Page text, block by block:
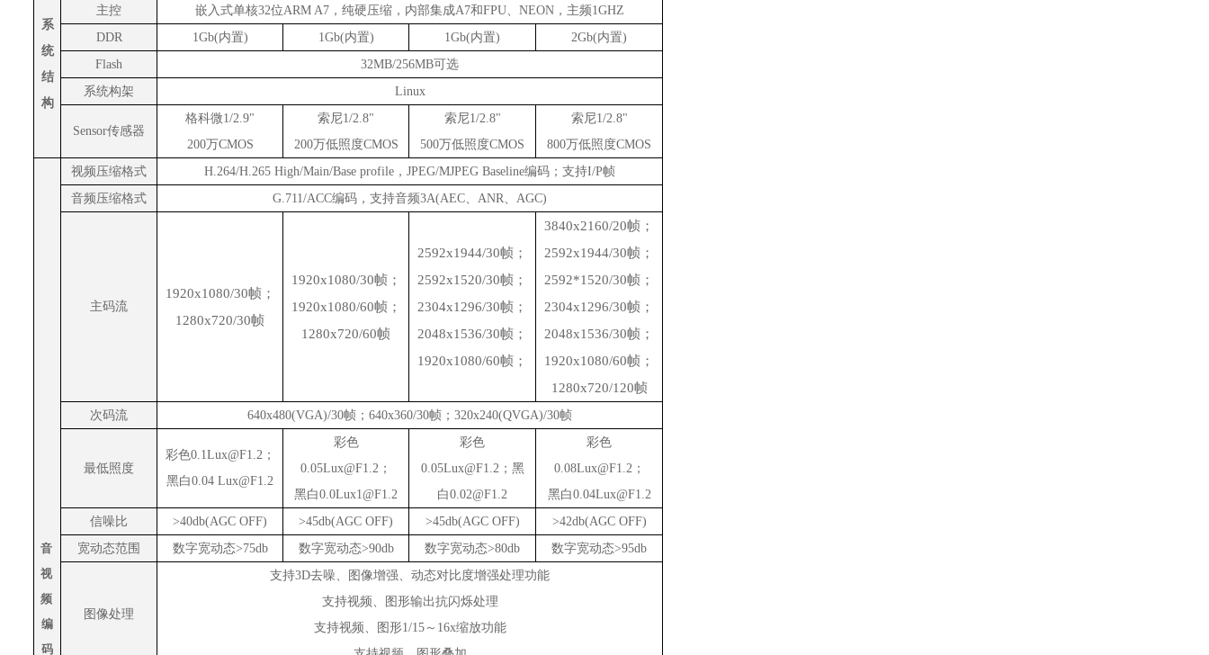
系
统
结
构
主控
嵌入式单核32位ARM A7，纯硬压缩， 内部集成A7和FPU、 NEON ，主频1GHZ
DDR
1Gb(内置) 1Gb(内置) 1Gb(内置)
2Gb(内置)
Flash
32MB/256MB可选
系统构架
Linux
Sensor传感器
格科微1/2.9"
200万CMOS
索尼1/2.8"
200万低照度CMOS
索尼1/2.8"
500万低照度CMOS
索尼1/2.8"
800万低照度CMOS
音
视
频
编
码
视频压缩格式
H.264/H.265 High/Main/Base profile，JPEG/MJPEG Baseline编码；支持I/P帧
音频压缩格式
G.711/ACC编码，支持音频3A(AEC、ANR、AGC)
主码流
1920x1080/30帧；
1280x720/30帧
1920x1080/30帧；
1920x1080/60帧；
1280x720/60帧
2592x1944/30帧；
2592x1520/30帧；
2304x1296/30帧；
2048x1536/30帧；
1920x1080/60帧；
3840x2160/20帧；
2592x1944/30帧；
2592*1520/30帧；
2304x1296/30帧；
2048x1536/30帧；
1920x1080/60帧；
1280x720/120帧
次码流 640x480(VGA)/30帧；640x360/30帧；320x240(QVGA)/30帧
最低照度
彩色0.1Lux@F1.2；
黑白0.04 Lux@F1.2
彩色
0.05Lux@F1.2；
黑白0.0Lux1@F1.2
彩色
0.05Lux@F1.2；黑
白0.02@F1.2
彩色
0.08Lux@F1.2；
黑白0.04Lux@F1.2
信噪比
>40db(AGC OFF) >45db(AGC OFF) >45db(AGC OFF) >42db(AGC OFF)
宽动态范围
数字宽动态>75db 数字宽动态>90db 数字宽动态>80db 数字宽动态>95db
图像处理
支持3D去噪、 图 像增强、 动态对比度增强处理功能
支持视频、 图 形输出抗闪烁处理
支持视频、 图 形1/15～16x缩放功能